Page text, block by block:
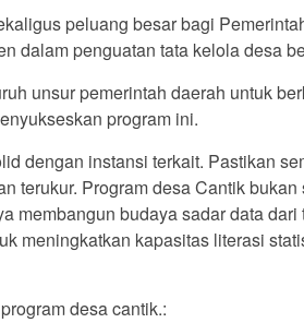
peluang besar bagi
dalam penguatan tata kelola desa
unsur pemerintah daerah untuk
program ini.
dengan instansi terkait. Pastikan
terukur. Program desa Cantik
membangun budaya sadar data dari
meningkatkan kapasitas literasi
desa cantik.: